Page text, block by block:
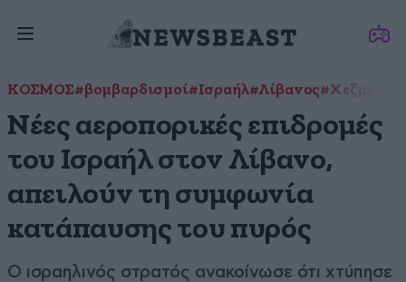
ΚΟΣΜΟΣ#βομβαρδισμοί#Ισραήλ#Λίβανος
Nέες αεροπορικές επιδρομές
του Ισραήλ στον Λίβανο,
απειλούν τη συμφωνία
κατάπαυσης του πυρός
Ο ισραηλινός στρατός ανακοίνωσε ότι χτύπησε